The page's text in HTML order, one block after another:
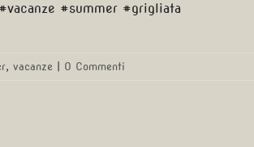
#summer #grigliata
, vacanze 0 Commenti